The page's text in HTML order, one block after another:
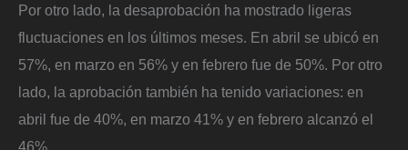
Por otro lado, la desaprobación ha mostrado ligeras
fluctuaciones en los últimos meses. En abril se ubicó en
57%, en marzo en 56% y en febrero fue de 50%. Por otro
lado, la aprobación también ha tenido variaciones: en
abril fue de 40%, en marzo 41% y en febrero alcanzó el
46%.